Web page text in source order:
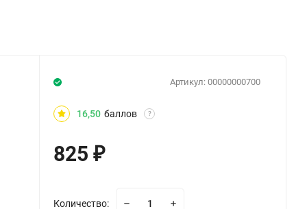
Артикул: 00000000700
16,50 баллов ?
825₽
Количество: